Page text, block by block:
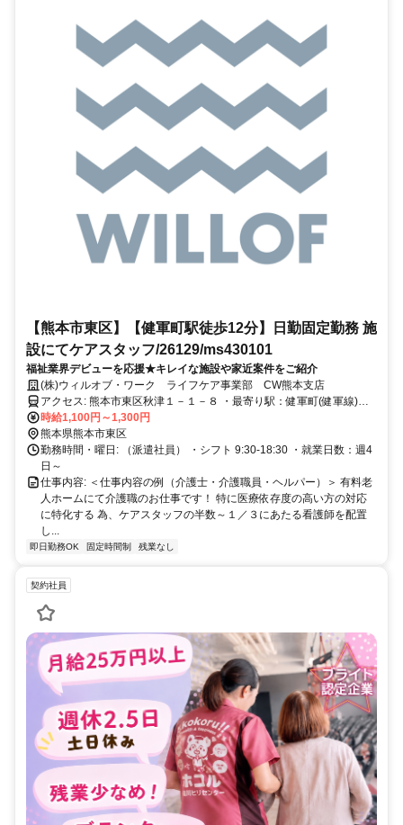
【熊本市東区】【健軍町駅徒歩12分】日勤固定勤務 施
設にてケアスタッフ/26129/ms430101
福祉業界デビューを応援★キレイな施設や家近案件をご紹介
(株)ウィルオブ・ワーク ライフケア事業部 CW熊本支店
アクセス: 熊本市東区秋津１－１－８ ・最寄り駅：健軍町(健軍線)
駅 徒歩12分 ★車通勤可能です！
時給1,100円～1,300円
熊本県熊本市東区
勤務時間・曜日: （派遣社員） ・シフト 9:30-18:30 ・就業日数：週4
日～
仕事内容: ＜仕事内容の例（介護士・介護職員・ヘルパー）＞ 有料老
人ホームにて介護職のお仕事です！ 特に医療依存度の高い方の対応
に特化する 為、ケアスタッフの半数～１／３にあたる看護師を配置
し...
即日勤務OK 固定時間制 残業なし
契約社員